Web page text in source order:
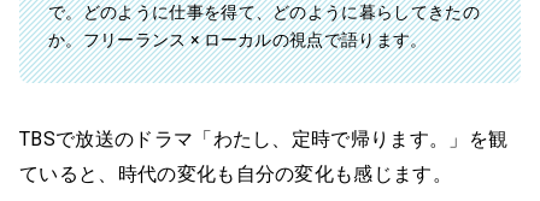
で。どのように仕事を得て、どのように暮らしてきたの
か。フリーランス × ローカルの視点で語ります。
TBSで放送のドラマ「わたし、定時で帰ります。」を観
ていると、時代の変化も自分の変化も感じます。